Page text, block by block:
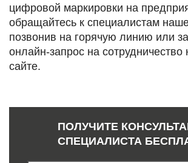
цифровой маркировки на
обращайтесь к специалистам
позвонив на горячую линию или
онлайн-запрос на
сайте.
ПОЛУЧИТЕ
СПЕЦИАЛИСТА